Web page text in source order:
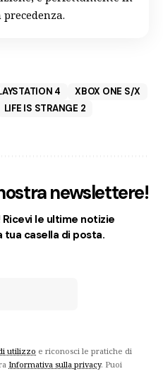
4
XBOX ONE S/X
LIFE IS STRANGE 2
newslettere!
le ultime notizie
casella di posta.
utilizzo e riconosci le pratiche di
Informativa sulla privacy. Puoi